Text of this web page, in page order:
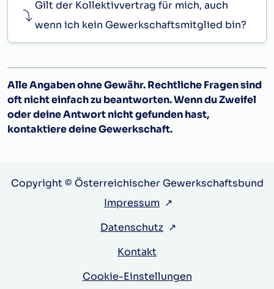
Gilt der Kollektivvertrag für mich, auch
wenn ich kein Gewerkschaftsmitglied bin?
Alle Angaben ohne Gewähr. Rechtliche Fragen sind
oft nicht einfach zu beantworten. Wenn du Zweifel
oder deine Antwort nicht gefunden hast,
kontaktiere deine Gewerkschaft.
Copyright © Österreichischer Gewerkschaftsbund
Impressum ↗
Datenschutz ↗
Kontakt
Cookie-Einstellungen